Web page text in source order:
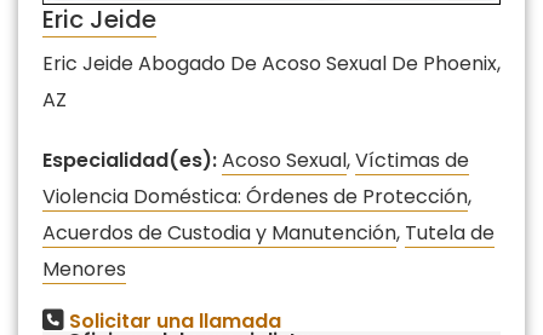
Eric Jeide
Eric Jeide Abogado De Acoso Sexual De Phoenix,
AZ
Especialidad(es):Acoso Sexual,Víctimas de
Violencia Doméstica: Órdenes de Protección,
Acuerdos de Custodia y Manutención, Tutela de
Menores
Solicitar una llamada